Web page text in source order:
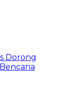
Dorong